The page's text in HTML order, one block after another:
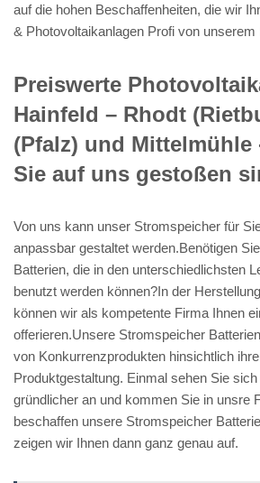
auf die hohen Beschaffenheiten, die wir
& Photovoltaikanlagen Profi von unserem
Preiswerte
Hainfeld – Rhodt
(Pfalz) und Mittelmühle
Sie auf uns gestoßen
Von uns kann unser Stromspeicher für
anpassbar gestaltet werden.Benötigen
Batterien, die in den unterschiedlichsten
benutzt werden können?In der
können wir als kompetente Firma Ihnen
offerieren.Unsere Stromspeicher
von Konkurrenzprodukten hinsichtlich
Produktgestaltung. Einmal sehen Sie
gründlicher an und kommen Sie in unsre
beschaffen unsere Stromspeicher
zeigen wir Ihnen dann ganz genau auf.